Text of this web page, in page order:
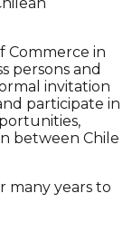
Commerce in
persons and
invitation
participate in
between Chile
many years to